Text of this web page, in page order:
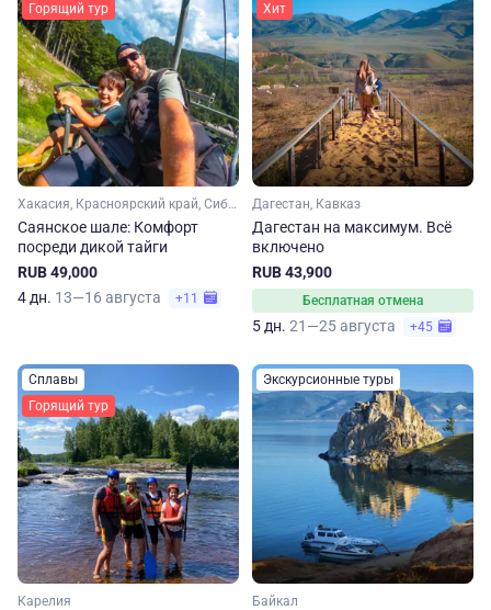
Горящий тур
Хакасия, Красноярский край, Сибирь
Саянское шале: Комфорт
посреди дикой тайги
RUB 49,000
4 дн. 13—16 августа +11
Хит
Дагестан, Кавказ
Дагестан на максимум. Вcё
включено
RUB 43,900
Бесплатная отмена
5 дн. 21—25 августа +45
Сплавы
Горящий тур
Карелия
Экскурсионные туры
Байкал